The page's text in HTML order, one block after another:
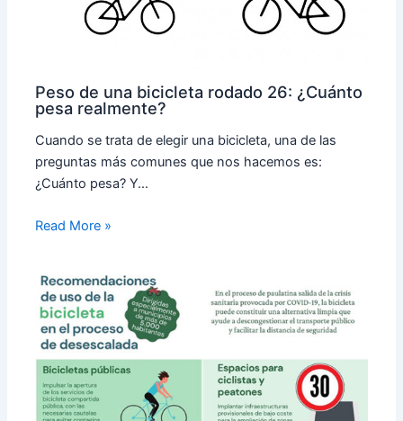
Peso de una bicicleta rodado 26: ¿Cuánto
pesa realmente?
Cuando se trata de elegir una bicicleta, una de las
preguntas más comunes que nos hacemos es:
¿Cuánto pesa? Y…
Read More »